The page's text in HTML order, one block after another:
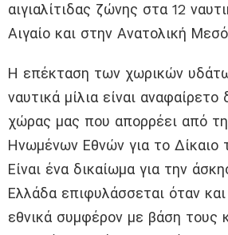
αιγιαλίτιδας ζώνης στα 12
Αιγαίο και στην Ανατολική
Η επέκταση των χωρικών
ναυτικά μίλια είναι αναφαίρετο
χώρας μας που απορρέει από
Ηνωμένων Εθνών για το Δίκαιο
Είναι ένα δικαίωμα για την
Ελλάδα επιφυλάσσεται όταν
εθνικά συμφέρον με βάση τους